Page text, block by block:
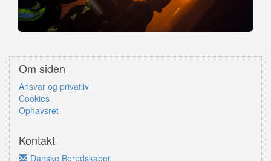
Om siden
Ansvar og privatliv
Cookies
Ophavsret
Kontakt
Danske Beredskaber